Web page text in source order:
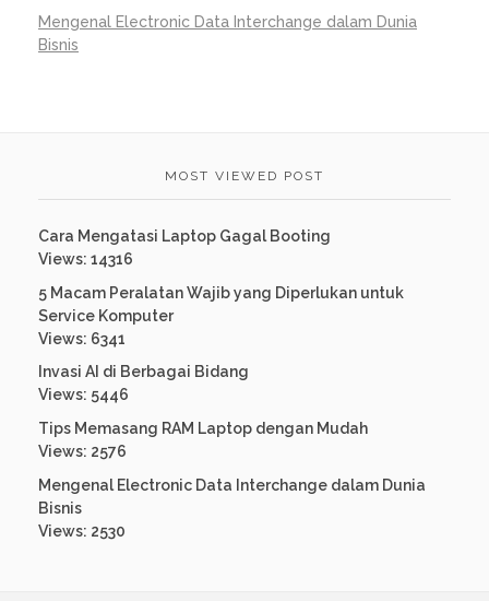
Mengenal Electronic Data Interchange dalam Dunia
Bisnis
MOST VIEWED POST
Cara Mengatasi Laptop Gagal Booting
Views: 14316
5 Macam Peralatan Wajib yang Diperlukan untuk
Service Komputer
Views: 6341
Invasi AI di Berbagai Bidang
Views: 5446
Tips Memasang RAM Laptop dengan Mudah
Views: 2576
Mengenal Electronic Data Interchange dalam Dunia
Bisnis
Views: 2530